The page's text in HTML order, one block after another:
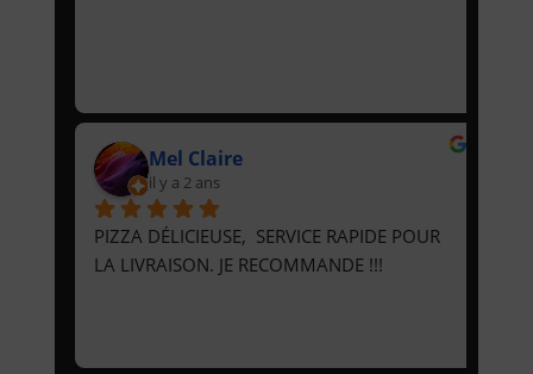
Mel Claire
il y a 2 ans
PIZZA DÉLICIEUSE,  SERVICE RAPIDE POUR
LA LIVRAISON. JE RECOMMANDE !!!